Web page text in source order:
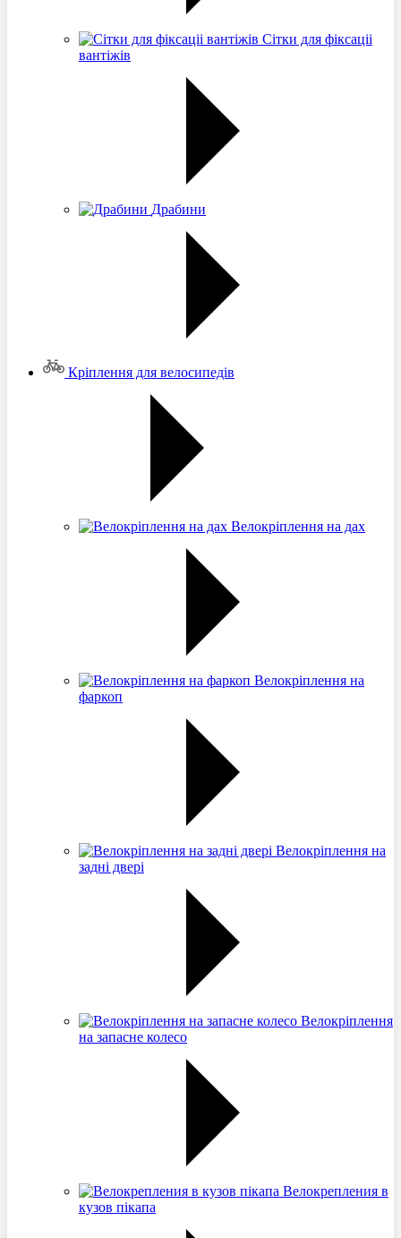
Сітки для фіксаціі
вантіжів
Драбини
Кріплення для велосипедів
Велокріплення на дах
Велокріплення на
фаркоп
Велокріплення на
задні двері
Велокріплення
на запасне колесо
Велокрепления в
кузов пікапа